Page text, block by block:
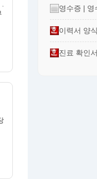
영수증 | 영
이력서 양
진료 확인서